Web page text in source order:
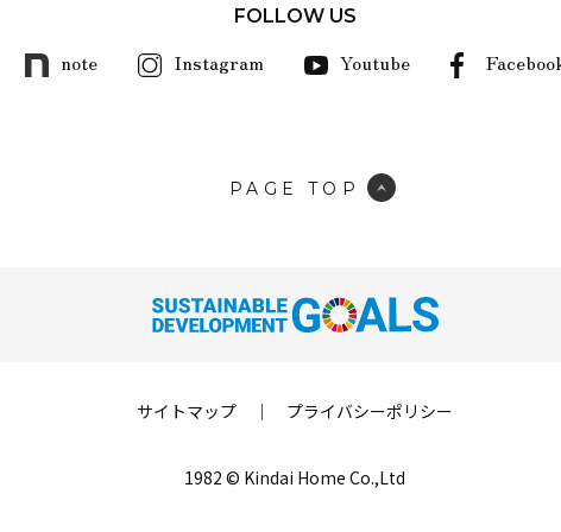
FOLLOW US
note Instagram Youtube
PAGE TOP
サイトマップ ｜ プライバシーポリシー
1982 © Kindai Home Co.,Ltd